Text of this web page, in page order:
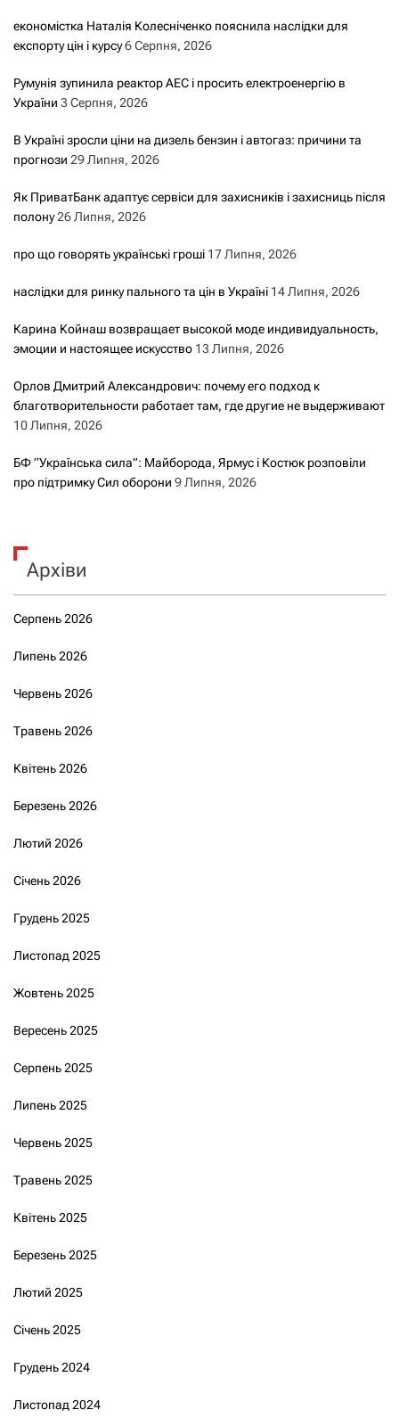
економістка Наталія Колесніченко пояснила наслідки для
експорту цін і курсу6 Серпня, 2026
Румунія зупинила реактор АЕС і просить електроенергію в
України 3 Серпня, 2026
В Україні зросли ціни на дизель бензин і автогаз: причини та
прогнози 29 Липня, 2026
Як ПриватБанк адаптує сервіси для захисників і захисниць після
полону26 Липня, 2026
про що говорять українські гроші 17 Липня, 2026
наслідки для ринку пального та цін в Україні 14 Липня, 2026
Карина Койнаш возвращает высокой моде индивидуальность,
эмоции и настоящее искусство 13 Липня, 2026
Орлов Дмитрий Александрович: почему его подход к
благотворительности работает там, где другие не выдерживают
10 Липня, 2026
БФ “Українська сила”: Майборода, Ярмус і Костюк розповіли
про підтримку Сил оборони 9 Липня, 2026
Архіви
Серпень 2026
Липень 2026
Червень 2026
Травень 2026
Квітень 2026
Березень 2026
Лютий 2026
Січень 2026
Грудень 2025
Листопад 2025
Жовтень 2025
Вересень 2025
Серпень 2025
Липень 2025
Червень 2025
Травень 2025
Квітень 2025
Березень 2025
Лютий 2025
Січень 2025
Грудень 2024
Листопад 2024